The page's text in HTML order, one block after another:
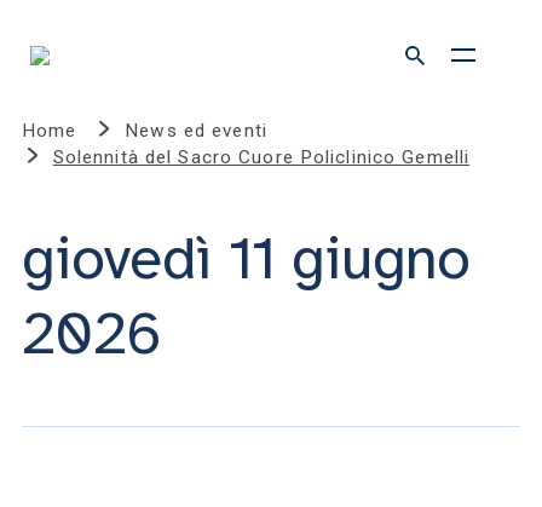
Home
News ed eventi
Solennità del Sacro Cuore Policlinico Gemelli
giovedì 11 giugno
2026